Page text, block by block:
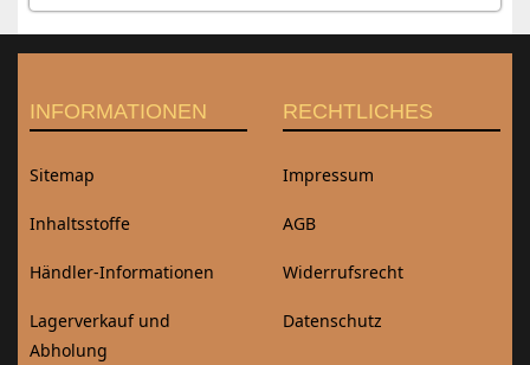
INFORMATIONEN
Sitemap
Inhaltsstoffe
Händler-Informationen
Lagerverkauf und
Abholung
RECHTLICHES
Impressum
AGB
Widerrufsrecht
Datenschutz